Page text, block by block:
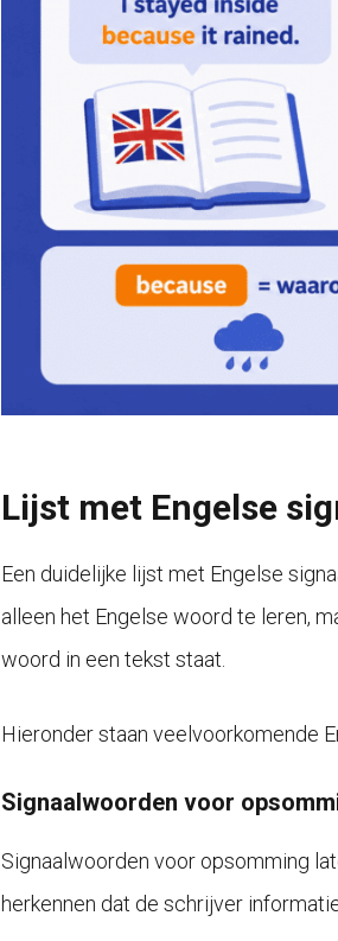
Lijst met Engelse
Een duidelijke lijst met Engelse
alleen het Engelse woord te leren,
woord in een tekst staat.
Hieronder staan veelvoorkomende
Signaalwoorden voor
Signaalwoorden voor opsomming
herkennen dat de schrijver